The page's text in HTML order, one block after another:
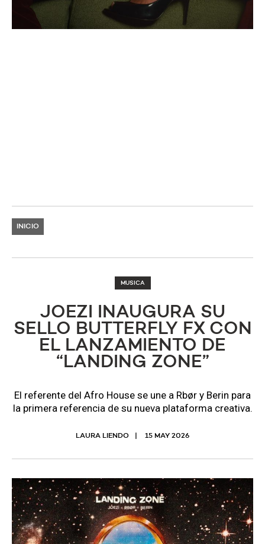
INICIO
MUSICA
JOEZI INAUGURA SU
SELLO BUTTERFLY FX CON
EL LANZAMIENTO DE
“LANDING ZONE”
El referente del Afro House se une a Rbør y Berin para
la primera referencia de su nueva plataforma creativa.
LAURA LIENDO 15 MAY 2026